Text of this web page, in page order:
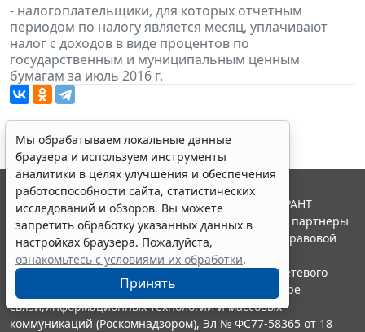
- налогоплательщики, для которых отчетным
периодом по налогу является месяц, уплачивают
налог с доходов в виде процентов по
государственным и муниципальным ценным
бумагам за июль 2016 г.
Мы обрабатываем локальные данные
браузера и используем инструменты
аналитики в целях улучшения и обеспечения
работоспособности сайта, статистических
исследований и обзоров. Вы можете
запретить обработку указанных данных в
настройках браузера. Пожалуйста,
ознакомьтесь с условиями их обработки.
Принять
© ООО "НПП "ГАРАНТ-СЕРВИС", 2026. Система ГАРАНТ
выпускается с 1990 года. Компания "Гарант" и ее партнеры
являются участниками Российской ассоциации правовой
информации ГАРАНТ.
Портал ГАРАНТ.РУ зарегистрирован в качестве сетевого
издания Федеральной службой по надзору в сфере
связи,информационных технологий и массовых
коммуникаций (Роскомнадзором), Эл № ФС77-58365 от 18